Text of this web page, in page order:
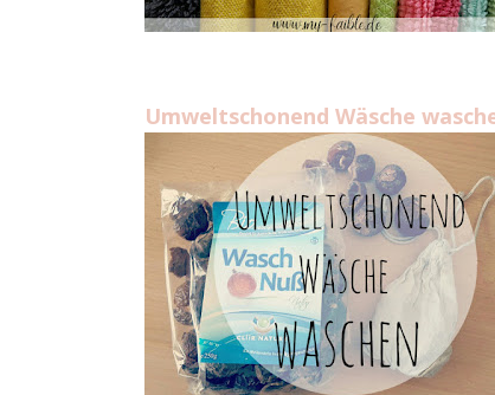
Umweltschonend Wäsche